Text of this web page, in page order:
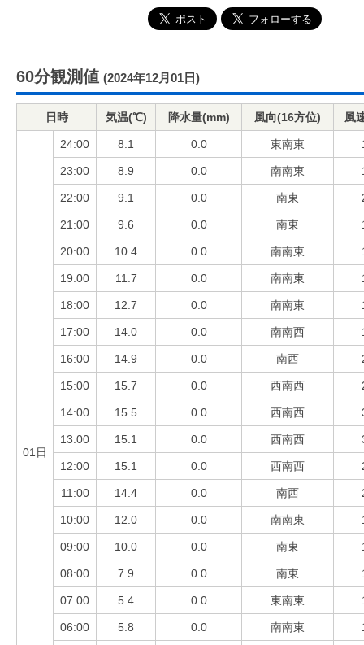
60分観測値 (2024年12月01日)
日時 気温(℃) 降水量(mm) 風向(16方位) 風
01日
24:00 8.1 0.0 東南東
23:00 8.9 0.0 南南東
22:00 9.1 0.0 南東
21:00 9.6 0.0 南東
20:00 10.4 0.0 南南東
19:00 11.7 0.0 南南東
18:00 12.7 0.0 南南東
17:00 14.0 0.0 南南西
16:00 14.9 0.0 南西
15:00 15.7 0.0 西南西
14:00 15.5 0.0 西南西
13:00 15.1 0.0 西南西
12:00 15.1 0.0 西南西
11:00 14.4 0.0 南西
10:00 12.0 0.0 南南東
09:00 10.0 0.0 南東
08:00 7.9 0.0 南東
07:00 5.4 0.0 東南東
06:00 5.8 0.0 南南東